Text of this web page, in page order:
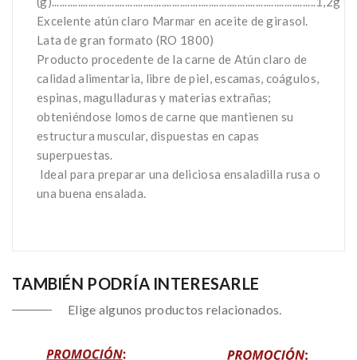
Excelente atún claro Marmar en aceite de girasol.
Lata de gran formato (RO 1800)
Producto procedente de la carne de Atún claro de
calidad alimentaria, libre de piel, escamas, coágulos,
espinas, magulladuras y materias extrañas;
obteniéndose lomos de carne que mantienen su
estructura muscular, dispuestas en capas
superpuestas.
Ideal para preparar una deliciosa ensaladilla rusa o
una buena ensalada.
TAMBIÉN PODRÍA INTERESARLE
Elige algunos productos relacionados.